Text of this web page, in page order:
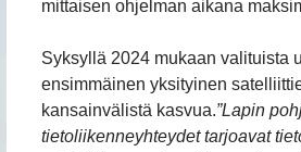
mittaisen ohjelman aikana
Syksyllä 2024 mukaan valituista
ensimmäinen yksityinen
kansainvälistä kasvua.”Lapin
tietoliikenneyhteydet tarjoavat